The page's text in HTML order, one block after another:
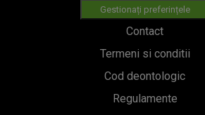
Gestionați preferințele
Contact
Termeni si conditii
Cod deontologic
Regulamente